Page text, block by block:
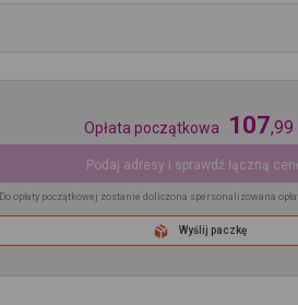
Opłata początkowa 107,99
Podaj adresy i sprawdź łączną
Do opłaty początkowej zostanie doliczona spersonalizowana
Wyślij paczkę